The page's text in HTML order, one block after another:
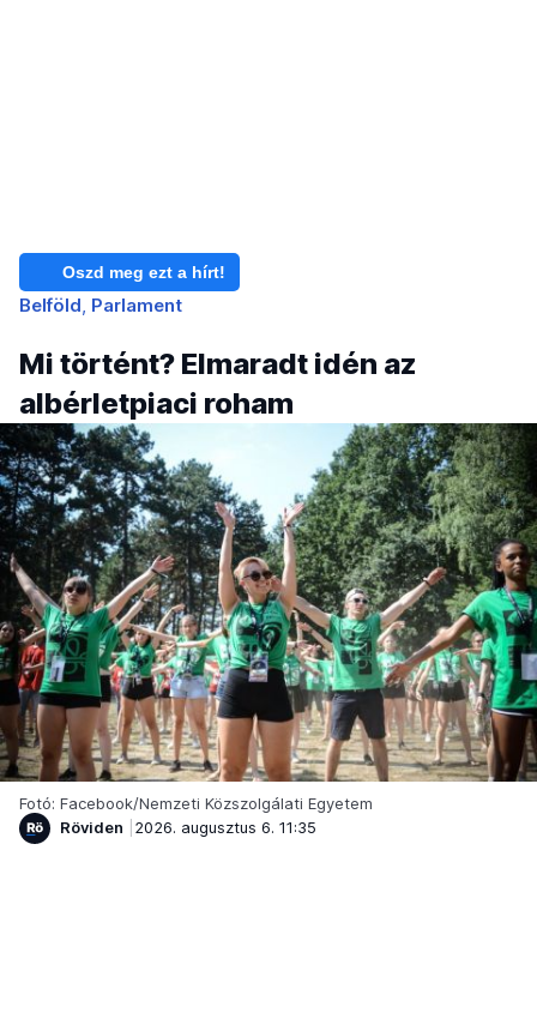
Oszd meg ezt a hírt!
Belföld Parlament
Mi történt? Elmaradt idén az
albérletpiaci roham
Fotó: Facebook/Nemzeti Közszolgálati Egyetem
Röviden
2026. augusztus 6. 11:35